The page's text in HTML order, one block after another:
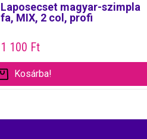
Laposecset magyar-szimpla
fa, MIX, 2 col, profi
1 100 Ft
Kosárba!